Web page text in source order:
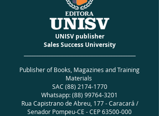
UNISV publisher
Sales Success University
Publisher of Books, Magazines and Training
Materials
SAC (88) 2174-1770
Whatsapp:(88) 99764-3201
Rua Capistrano de Abreu, 177 - Caracará /
Senador Pompeu-CE - CEP63500-000